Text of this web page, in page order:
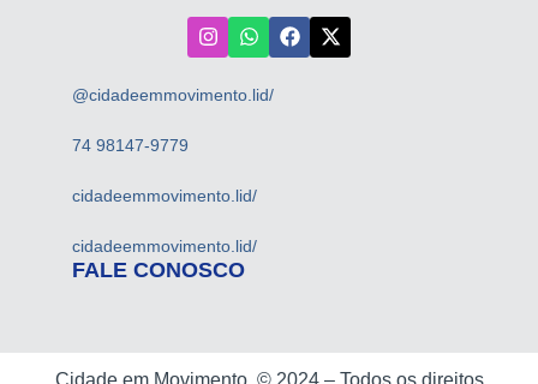
@cidadeemmovimento.lid/
74 98147-9779
cidadeemmovimento.lid/
cidadeemmovimento.lid/
FALE CONOSCO
Cidade em Movimento © 2024 – Todos os direitos